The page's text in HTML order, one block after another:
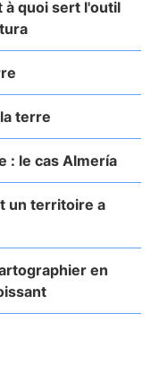
à quoi sert l'outil
terre
: le cas Almería
un territoire a
en